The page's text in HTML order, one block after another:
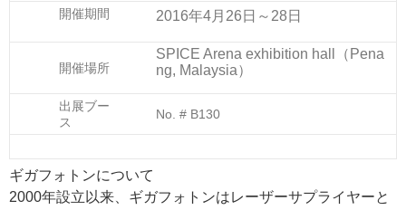
開催期間 2016年4月26日～28日
開催場所
SPICE Arena exhibition hall（Pena
ng, Malaysia）
出展ブー
ス
No. # B130
ギガフォトンについて
2000年設立以来、ギガフォトンはレーザーサプライヤーと